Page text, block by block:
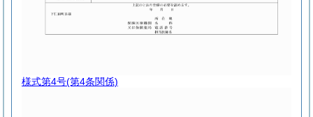
様式第4号(第4条関係)